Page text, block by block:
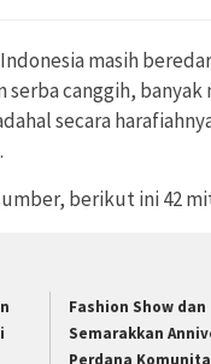
masih
serba canggih, banyak
secara
berikut ini 42
Fashion Show dan
Semarakkan
Perdana